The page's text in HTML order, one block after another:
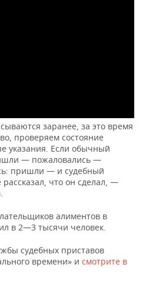
заранее, за это время
проверяем состояние
указания. Если обычный
— пожаловались —
пришли — и судебный
что он сделал, —
алиментов в
в 2—3 тысячи человек.
судебных приставов
времени» и смотрите в